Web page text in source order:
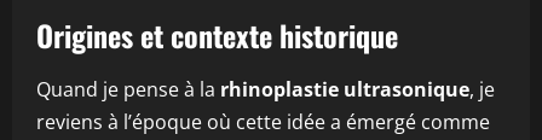
Origines et contexte historique
Quand je pense à la rhinoplastie ultrasonique, je
reviens à l’époque où cette idée a émergé comme